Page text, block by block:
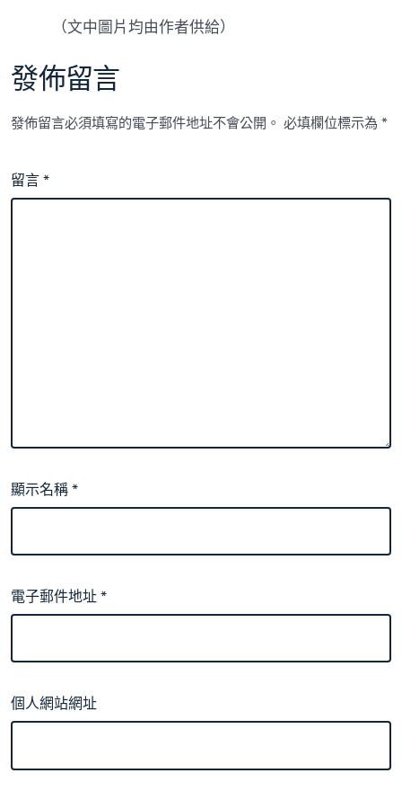
（文中圖片均由作者供給）
發佈留言
發佈留言必須填寫的電子郵件地址不會公開。 必填欄位標示為*
留言*
顯示名稱*
電子郵件地址*
個人網站網址